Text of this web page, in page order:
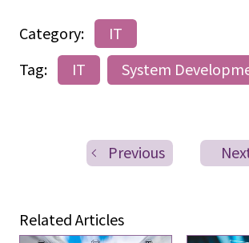
Category:
IT
Tag:
IT System
Previous
Related Articles